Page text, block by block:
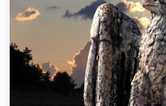
Dwór z folwarkiem
Krzelków
Zabytkowy dwór z folwarkiem z XIX w.
sołtysa.